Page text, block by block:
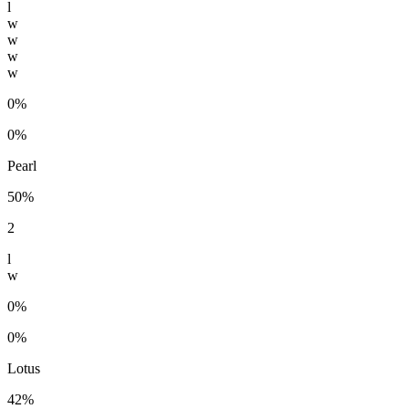
l
w
w
w
w
0%
0%
Pearl
50%
2
l
w
0%
0%
Lotus
42%